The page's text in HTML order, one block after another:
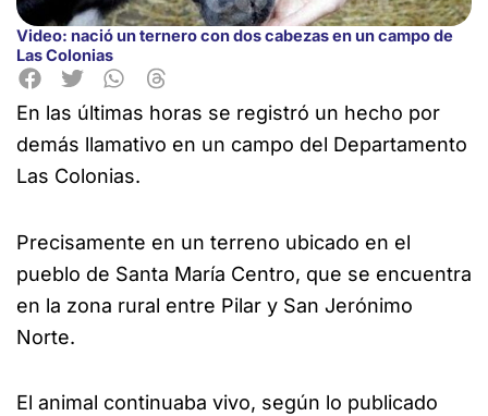
Video: nació un ternero con dos cabezas en un campo de
Las Colonias
En las últimas horas se registró un hecho por
demás llamativo en un campo del Departamento
Las Colonias.
Precisamente en un terreno ubicado en el
pueblo de Santa María Centro, que se encuentra
en la zona rural entre Pilar y San Jerónimo
Norte.
El animal continuaba vivo, según lo publicado